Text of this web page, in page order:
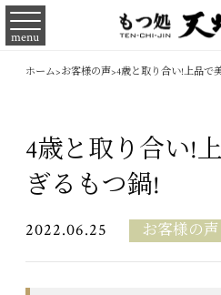
menu
ホーム>お客様の声>4歳と取り合い!上品で
4歳と取り合い!
ぎるもつ鍋!
2022.06.25 お客様の声